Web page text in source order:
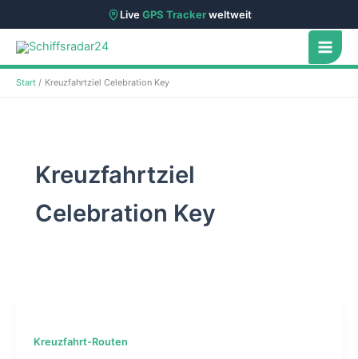
LiveGPS Trackerweltweit
Zum
Inhalt
springen
Start Kreuzfahrtziel Celebration Key
Kreuzfahrtziel
Celebration Key
Kreuzfahrt-Routen